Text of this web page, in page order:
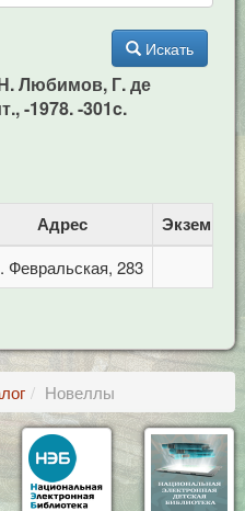
Искать
Любимов, Г. де
-1978. -301c.
Адрес
Февральская, 283
Новеллы